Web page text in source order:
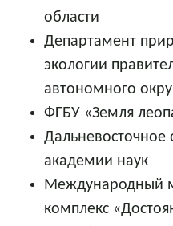
области
Департамент
экологии
автономного
ФГБУ «Земля
Дальневосточное
академии наук
Международный
комплекс